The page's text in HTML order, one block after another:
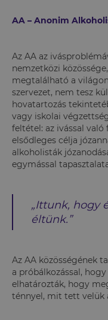
AA – Anonim
Az AA az
nemzetközi
megtalálható a
szervezet, nem tesz
hovatartozás
vagy iskolai
feltétel: az ivással
elsődleges célja
alkoholisták
egymással
„Ittunk, hogy
éltünk.”
Az AA közösségének
a próbálkozással,
elhatározták, hogy
ténnyel, mit tett velük